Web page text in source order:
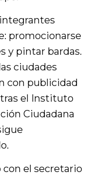
integrantes
promocionarse
y pintar bardas.
ciudades
con publicidad
el Instituto
Ciudadana
con el secretario